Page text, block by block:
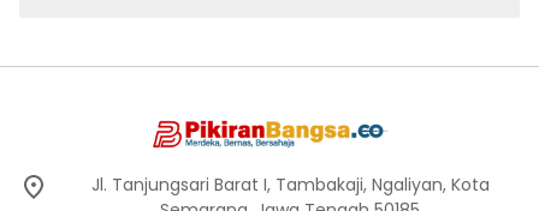
Jl. Tanjungsari Barat I, Tambakaji, Ngaliyan, Kota